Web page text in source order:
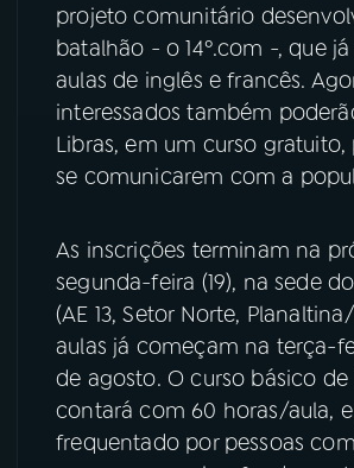
YouTube
Instagram X
TikTok
projeto comunitário
batalhão - o 14º.com -, que
aulas de inglês e francês.
interessados também
Libras, em um curso
se comunicarem com a
As inscrições terminam na
segunda-feira (19), na sede
(AE 13, Setor Norte,
aulas já começam na terça-
de agosto. O curso básico de
contará com 60 horas/aula,
frequentado por pessoas